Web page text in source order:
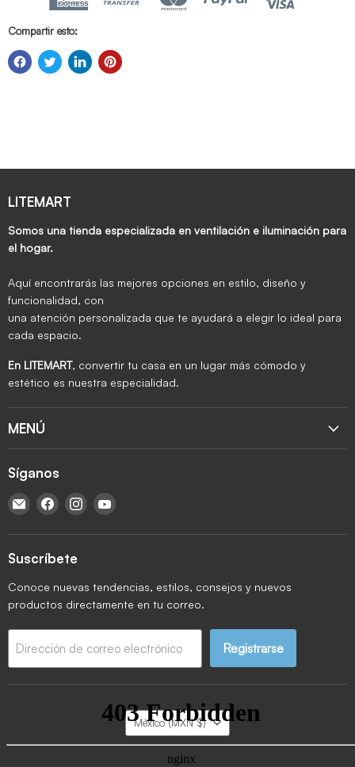
Compartir esto:
LITEMART
Somos una tienda especializada en ventilación e iluminación para
el hogar.
Aquí encontrarás las mejores opciones en estilo, diseño y
funcionalidad, con
una atención personalizada que te ayudará a elegir lo ideal para
cada espacio.
En LITEMART, convertir tu casa en un lugar más cómodo y
estético es nuestra especialidad.
MENÚ
Síganos
Encuéntrenos en Correo electrónico
Encuéntrenos en Facebook
Encuéntrenos en Instagram
Suscríbete
Conoce nuevas tendencias, estilos, consejos y nuevos
productos directamente en tu correo.
Dirección de correo electrónico Registrarse
País
México (MXN $)